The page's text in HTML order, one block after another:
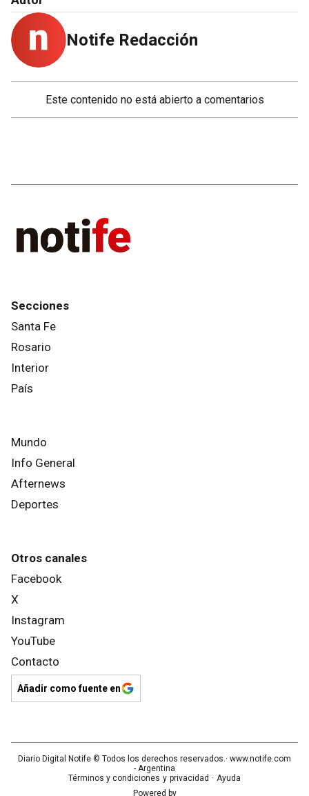
Notife Redacción
Este contenido no está abierto a comentarios
Secciones
Santa Fe
Rosario
Interior
País
Mundo
Info General
Afternews
Deportes
Otros canales
Facebook
X
Instagram
YouTube
Contacto
Añadir como fuente en
Diario Digital Notife © Todos los derechos reservados.· www.notife.com
- Argentina
Términos y condiciones y privacidad · Ayuda
Powered by